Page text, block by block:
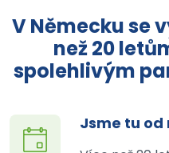
V Německu se
než 20
spolehlivým
Jsme tu od